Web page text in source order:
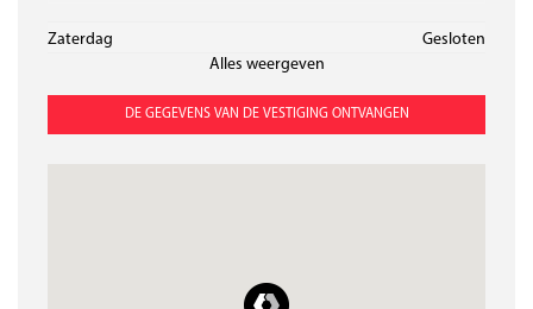
Maandag 7:30 - 17:00
Dinsdag 7:30 - 17:00
Woensdag 7:30 - 17:00
Donderdag 7:30 - 17:00
Vrĳdag 7:30 - 17:00
Zaterdag
Gesloten
Alles weergeven
DE GEGEVENS VAN DE VESTIGING ONTVANGEN